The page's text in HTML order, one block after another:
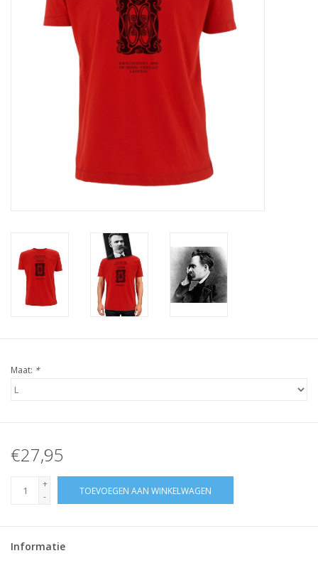
Maat: *
€27,95
+
-
TOEVOEGEN AAN WINKELWAGEN
Informatie